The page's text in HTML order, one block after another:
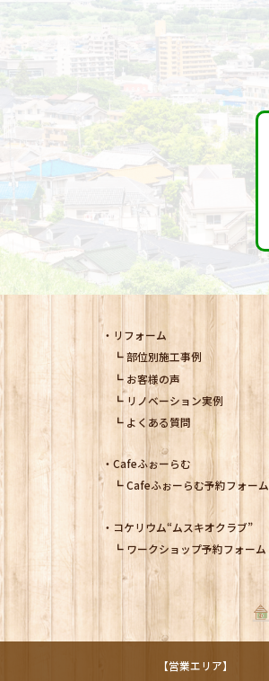
リフォーム
部位別施工事例
お客様の声
リノベーション実例
よくある質問
Cafeふぉーらむ
Cafeふぉーらむ予約フォーム
コケリウム“ムスキオクラブ”
ワークショップ予約フォーム
【営業エリア】